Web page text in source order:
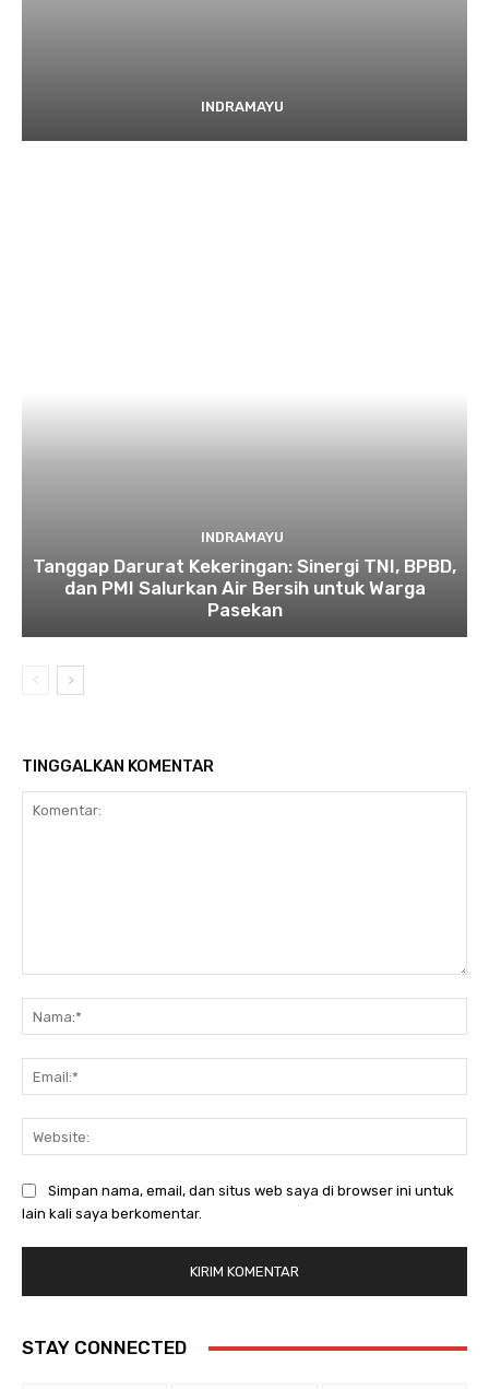
INDRAMAYU
INDRAMAYU
​Tanggap Darurat Kekeringan: Sinergi TNI, BPBD,
dan PMI Salurkan Air Bersih untuk Warga
Pasekan
TINGGALKAN KOMENTAR
Simpan nama, email, dan situs web saya di browser ini untuk
lain kali saya berkomentar.
STAY CONNECTED